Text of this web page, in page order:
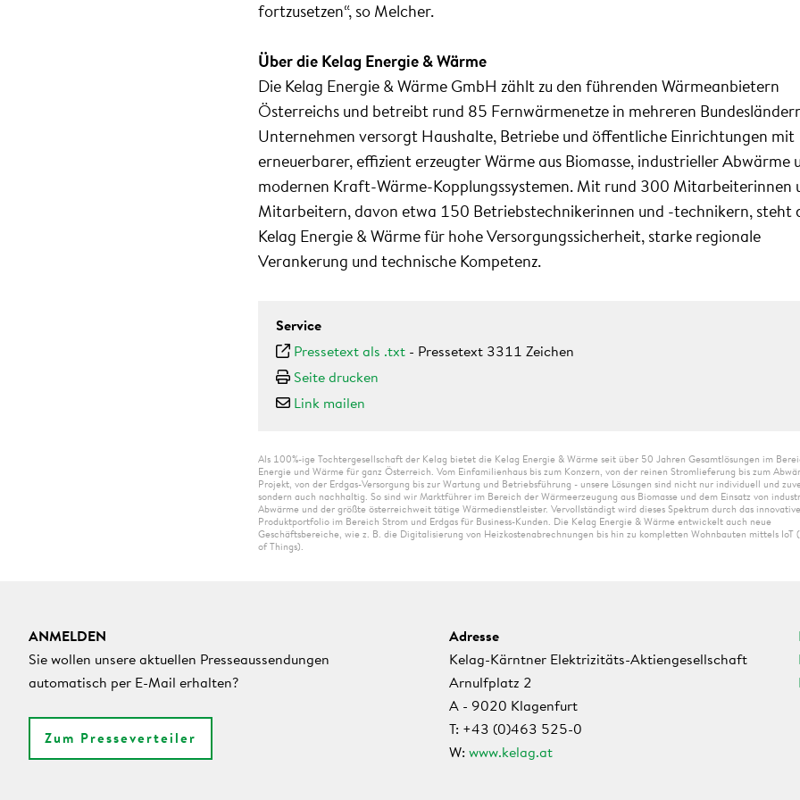
fortzusetzen“, so Melcher.
Über die Kelag Energie & Wärme
Die Kelag Energie & Wärme GmbH zählt zu den führenden Wärmeanbietern
Österreichs und betreibt rund 85 Fernwärmenetze in mehreren
Unternehmen versorgt Haushalte, Betriebe und öffentliche Einrichtungen mit
erneuerbarer, effizient erzeugter Wärme aus Biomasse, industrieller Abwärme
modernen Kraft-Wärme-Kopplungssystemen. Mit rund 300 Mitarbeiterinnen
Mitarbeitern, davon etwa 150 Betriebstechnikerinnen und -technikern, steht
Kelag Energie & Wärme für hohe Versorgungssicherheit, starke regionale
Verankerung und technische Kompetenz.
Service
Pressetext als .txt - Pressetext 3311 Zeichen
Seite drucken
Link mailen
Als 100%-ige Tochtergesellschaft der Kelag bietet die Kelag Energie & Wärme seit über 50 Jahren Gesamtlösungen im
Energie und Wärme für ganz Österreich. Vom Einfamilienhaus bis zum Konzern, von der reinen Stromlieferung bis zum
Projekt, von der Erdgas-Versorgung bis zur Wartung und Betriebsführung - unsere Lösungen sind nicht nur individuell und
sondern auch nachhaltig. So sind wir Marktführer im Bereich der Wärmeerzeugung aus Biomasse und dem Einsatz von
Abwärme und der größte österreichweit tätige Wärmedienstleister. Vervollständigt wird dieses Spektrum durch das innovative
Produktportfolio im Bereich Strom und Erdgas für Business-Kunden. Die Kelag Energie & Wärme entwickelt auch neue
Geschäftsbereiche, wie z. B. die Digitalisierung von Heizkostenabrechnungen bis hin zu kompletten Wohnbauten mittels IoT
of Things).
ANMELDEN
Sie wollen unsere aktuellen Presseaussendungen
automatisch per E-Mail erhalten?
Zum Presseverteiler
Adresse
Kelag-Kärntner Elektrizitäts-Aktiengesellschaft
Arnulfplatz 2
A - 9020 Klagenfurt
T: +43 (0)463 525-0
W: www.kelag.at